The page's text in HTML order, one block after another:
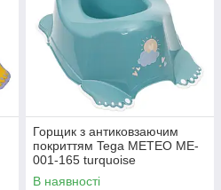
Горщик з антиковзаючим
покриттям Tega METEO ME-
001-165 turquoise
(бірюзовий)
В наявності